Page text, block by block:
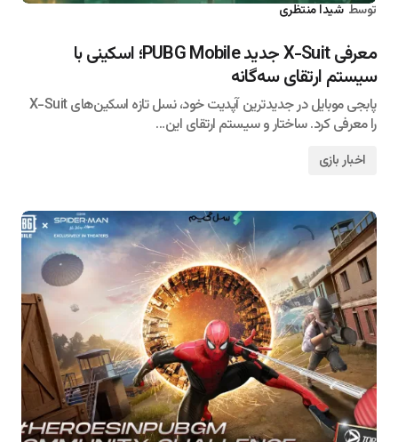
توسط شیدا منتظری
معرفی X-Suit جدید PUBG Mobile؛ اسکینی با
سیستم ارتقای سه‌گانه
پابجی موبایل در جدیدترین آپدیت خود، نسل تازه اسکین‌های X-Suit
را معرفی کرد. ساختار و سیستم ارتقای این…
اخبار بازی